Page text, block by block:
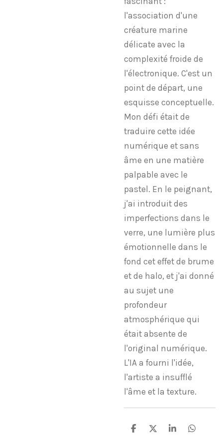
l'association d'une
créature marine
délicate avec la
complexité froide de
l'électronique. C'est un
point de départ, une
esquisse conceptuelle.
Mon défi était de
traduire cette idée
numérique et sans
âme en une matière
palpable avec le
pastel. En le peignant,
j'ai introduit des
imperfections dans le
verre, une lumière plus
émotionnelle dans le
fond cet effet de brume
et de halo, et j'ai donné
au sujet une
profondeur
atmosphérique qui
était absente de
l'original numérique.
L'IA a fourni l'idée,
l'artiste a insufflé
l'âme et la texture.
P
P
P
P